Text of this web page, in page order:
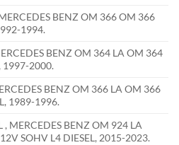
BENZ OM 366 OM 366
1994.
BENZ OM 364 LA OM 364
1997-2000.
BENZ OM 366 LA OM 366
1989-1996.
, MERCEDES BENZ OM 924 LA
SOHV L4 DIESEL, 2015-2023.